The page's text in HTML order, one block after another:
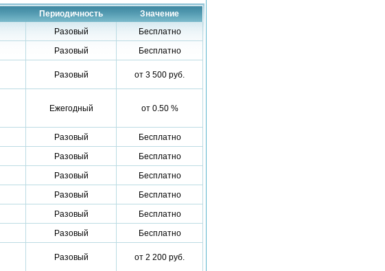
Периодичность
Значение
Разовый
Бесплатно
Разовый
Бесплатно
Разовый от 3 500 руб.
Ежегодный от 0.50 %
Разовый
Бесплатно
Разовый
Бесплатно
Разовый
Бесплатно
Разовый
Бесплатно
Разовый
Бесплатно
Разовый
Бесплатно
Разовый от 2 200 руб.